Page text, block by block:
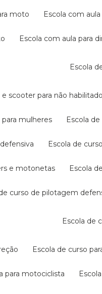
moto escola com
escola com aula para
escola
scooter para não
mulheres escola
escola de
e motonetas escola
de curso de pilotagem
escola de
escola de curso
para motociclista